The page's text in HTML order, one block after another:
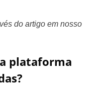
do artigo em nosso
plataforma